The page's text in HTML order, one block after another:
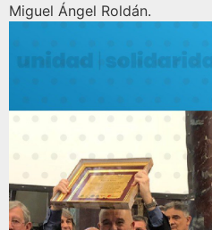
Miguel Ángel Roldán.